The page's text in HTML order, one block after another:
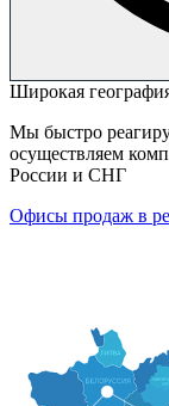
Широкая
Мы быстро
осуществляем
России и СНГ
Офисы продаж в